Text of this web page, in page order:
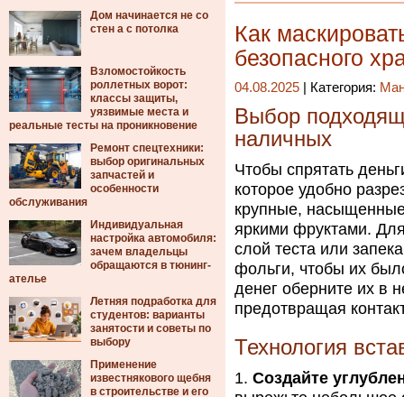
Дом начинается не со
стен а с потолка
Взломостойкость
роллетных ворот:
классы защиты,
уязвимые места и
реальные тесты на проникновение
Ремонт спецтехники:
выбор оригинальных
запчастей и
особенности
обслуживания
Индивидуальная
настройка автомобиля:
зачем владельцы
обращаются в тюнинг-
ателье
Летняя подработка для
студентов: варианты
занятости и советы по
выбору
Применение
известнякового щебня
в строительстве и его
Как
безопасного
04.08.2025 | Категория:
Выбор
наличных
Чтобы спрятать
которое удобно
крупные,
яркими фруктами.
слой теста или
фольги, чтобы их
денег оберните их в
предотвращая
Технология
Создайте